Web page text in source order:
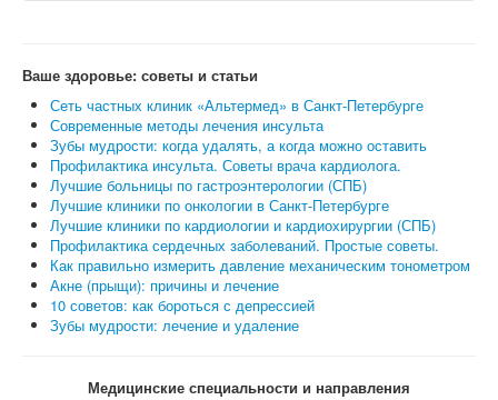
Ваше здоровье: советы и статьи
Сеть частных клиник «Альтермед» в Санкт-Петербурге
Современные методы лечения инсульта
Зубы мудрости: когда удалять, а когда можно оставить
Профилактика инсульта. Советы врача кардиолога.
Лучшие больницы по гастроэнтерологии (СПБ)
Лучшие клиники по онкологии в Санкт-Петербурге
Лучшие клиники по кардиологии и кардиохирургии (СПБ)
Профилактика сердечных заболеваний. Простые советы.
Как правильно измерить давление механическим тонометром
Акне (прыщи): причины и лечение
10 советов: как бороться с депрессией
Зубы мудрости: лечение и удаление
Медицинские специальности и направления